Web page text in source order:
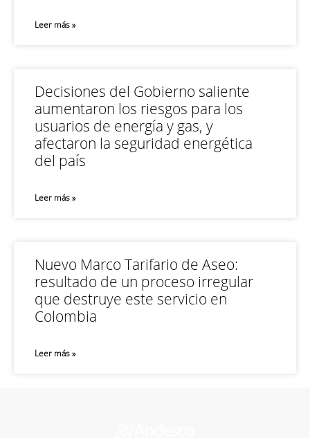
Leer más »
Decisiones del Gobierno saliente
aumentaron los riesgos para los
usuarios de energía y gas, y
afectaron la seguridad energética
del país
Leer más »
Nuevo Marco Tarifario de Aseo:
resultado de un proceso irregular
que destruye este servicio en
Colombia
Leer más »